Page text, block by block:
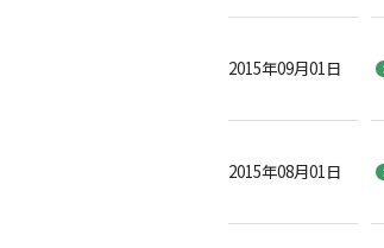
2015年09月01日
2015年08月01日